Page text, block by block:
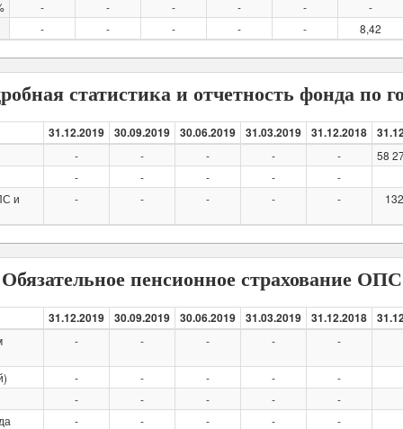
- - - - -
-
-
- - - - 8,42
статистика и отчетность фонда по
31.12.2019 30.09.2019 30.06.2019 31.03.2019 31.12.2018
- - - - -
58
-
- - -
-
и
- - - - -
Обязательное пенсионное страхование ОПС
31.12.2019 30.09.2019 30.06.2019 31.03.2019 31.12.2018
- - - - -
- - - -
-
-
- - -
-
- - - - -